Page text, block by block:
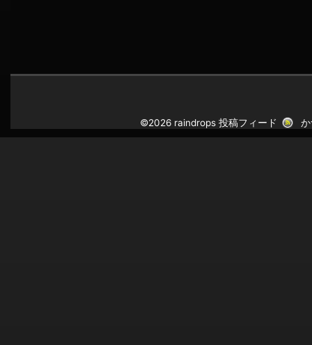
©2026 raindrops投稿フィード